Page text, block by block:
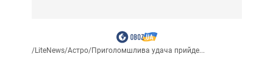
/LiteNews/Астро/Приголомшлива удача прийде...